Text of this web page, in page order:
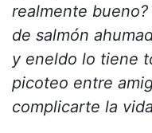
realmente
de salmón
y eneldo lo tiene
picoteo entre
complicarte la